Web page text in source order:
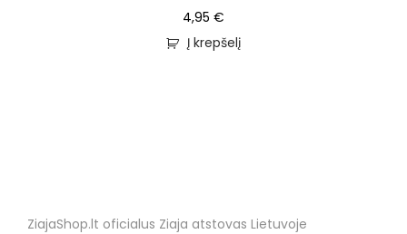
4,95 €
Į krepšelį
ZiajaShop.lt oficialus Ziaja atstovas Lietuvoje